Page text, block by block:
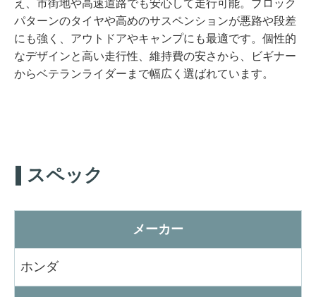
え、市街地や高速道路でも安心して走行可能。ブロック
パターンのタイヤや高めのサスペンションが悪路や段差
にも強く、アウトドアやキャンプにも最適です。個性的
なデザインと高い走行性、維持費の安さから、ビギナー
からベテランライダーまで幅広く選ばれています。
スペック
メーカー
ホンダ